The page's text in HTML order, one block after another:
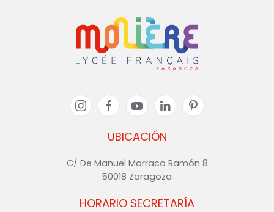
UBICACIÓN
C/ De Manuel Marraco Ramón 8
50018 Zaragoza
HORARIO SECRETARÍA